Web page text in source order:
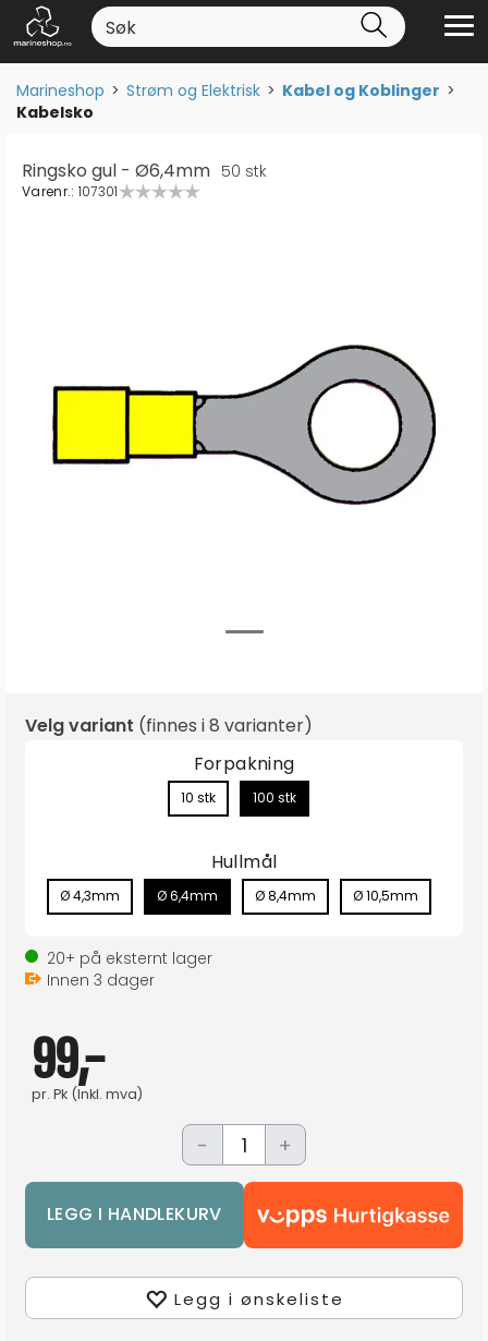
Marineshop>Strøm og Elektrisk>Kabel og Koblinger>
Kabelsko
Ringsko gul - Ø6,4mm 50 stk
Varenr.: 107301
Velg variant (finnes i8 varianter)
Forpakning
10 stk 100 stk
Hullmål
Ø 4,3mm Ø 6,4mm Ø 8,4mm Ø 10,5mm
20+ på eksternt lager
Innen 3 dager
99,-
pr. Pk (Inkl. mva)
- +
Legg i ønskeliste